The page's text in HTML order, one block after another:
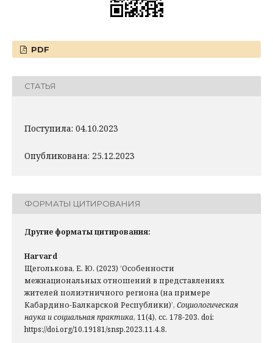
PDF
СТАТЬЯ
Поступила: 04.10.2023
Опубликована: 25.12.2023
ФОРМАТЫ ЦИТИРОВАНИЯ
Другие форматы цитирования:
Harvard
Щеголькова, Е. Ю. (2023) ’Особенности
межнациональных отношений в представлениях
жителей полиэтничного региона (на примере
Кабардино-Балкарской Республики)’, Социологическая
наука и социальная практика, 11(4), сс. 178-203. doi:
https://doi.org/10.19181/snsp.2023.11.4.8.